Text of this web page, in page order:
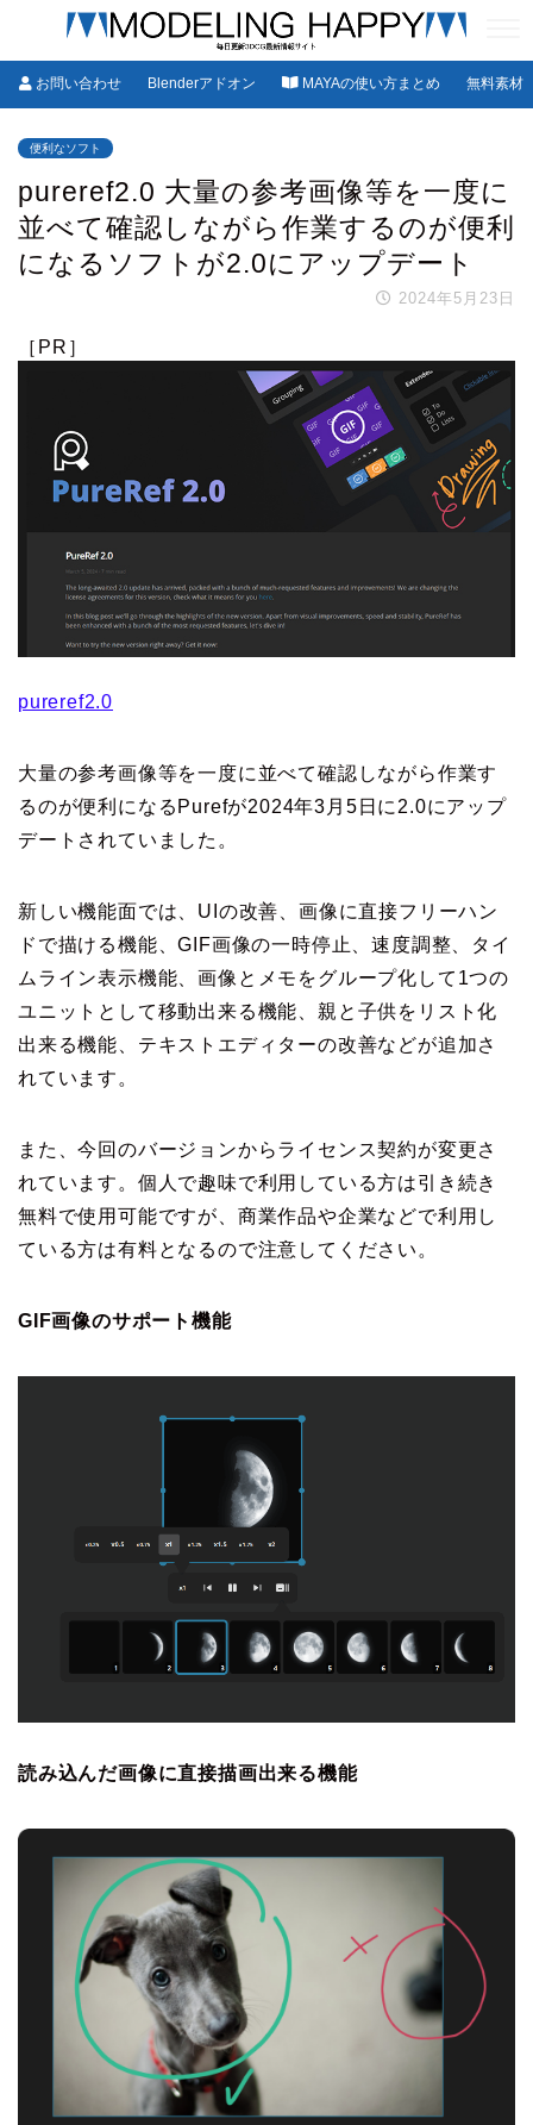
お問い合わせ Blenderアドオン MAYAの使い方まとめ 無料素材
便利なソフト
pureref2.0 大量の参考画像等を一度に
並べて確認しながら作業するのが便利
になるソフトが2.0にアップデート
2024年5月23日
［PR］
pureref2.0
大量の参考画像等を一度に並べて確認しながら作業す
るのが便利になるPurefが2024年3月5日に2.0にアップ
デートされていました。
新しい機能面では、UIの改善、画像に直接フリーハン
ドで描ける機能、GIF画像の一時停止、速度調整、タイ
ムライン表示機能、画像とメモをグループ化して1つの
ユニットとして移動出来る機能、親と子供をリスト化
出来る機能、テキストエディターの改善などが追加さ
れています。
また、今回のバージョンからライセンス契約が変更さ
れています。個人で趣味で利用している方は引き続き
無料で使用可能ですが、商業作品や企業などで利用し
ている方は有料となるので注意してください。
GIF画像のサポート機能
読み込んだ画像に直接描画出来る機能